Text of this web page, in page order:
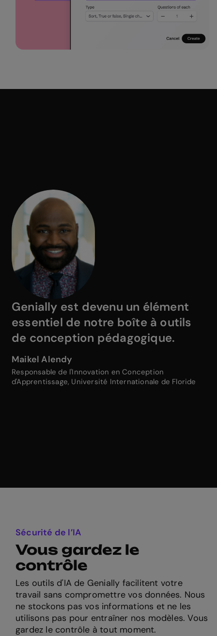
Genially est devenu un élément
essentiel de notre boîte à outils
de conception pédagogique.
Maikel Alendy
Responsable de l'Innovation en Conception
d'Apprentissage, Université Internationale de Floride
Sécurité de l’IA
Vous gardez le
contrôle
Les outils d'IA de Genially facilitent votre
travail sans compromettre vos données. Nous
ne stockons pas vos informations et ne les
utilisons pas pour entraîner nos modèles. Vous
gardez le contrôle à tout moment.